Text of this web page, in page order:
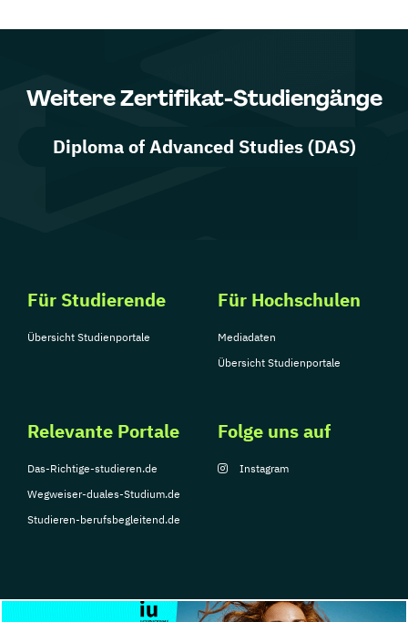
Weitere Zertifikat-Studiengänge
Diploma of Advanced Studies (DAS)
Für Studierende
Übersicht Studienportale
Für Hochschulen
Mediadaten
Übersicht Studienportale
Relevante Portale
Das-Richtige-studieren.de
Wegweiser-duales-Studium.de
Studieren-berufsbegleitend.de
Folge uns auf
Instagram